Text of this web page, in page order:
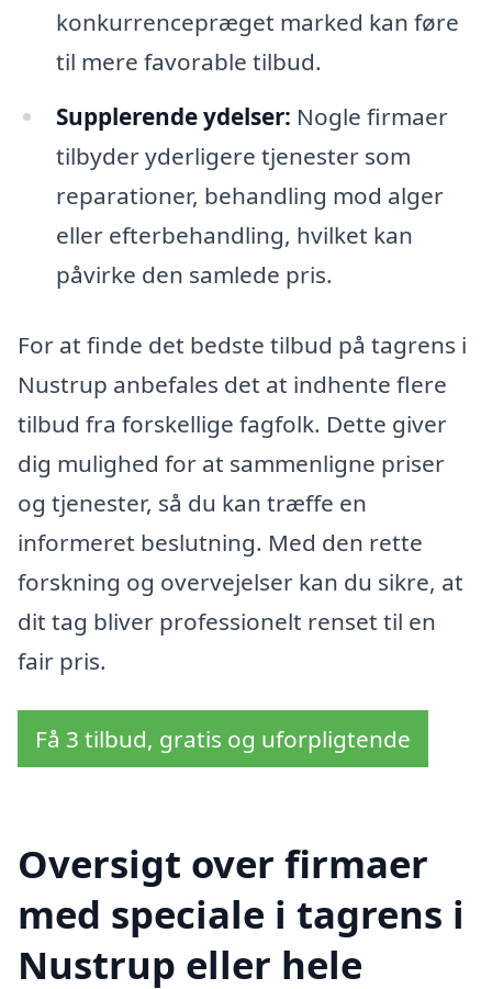
konkurrencepræget marked kan føre
til mere favorable tilbud.
Supplerende ydelser: Nogle firmaer
tilbyder yderligere tjenester som
reparationer, behandling mod alger
eller efterbehandling, hvilket kan
påvirke den samlede pris.
For at finde det bedste tilbud på tagrens i
Nustrup anbefales det at indhente flere
tilbud fra forskellige fagfolk. Dette giver
dig mulighed for at sammenligne priser
og tjenester, så du kan træffe en
informeret beslutning. Med den rette
forskning og overvejelser kan du sikre, at
dit tag bliver professionelt renset til en
fair pris.
Få 3 tilbud, gratis og uforpligtende
Oversigt over firmaer
med speciale i tagrens i
Nustrup eller hele